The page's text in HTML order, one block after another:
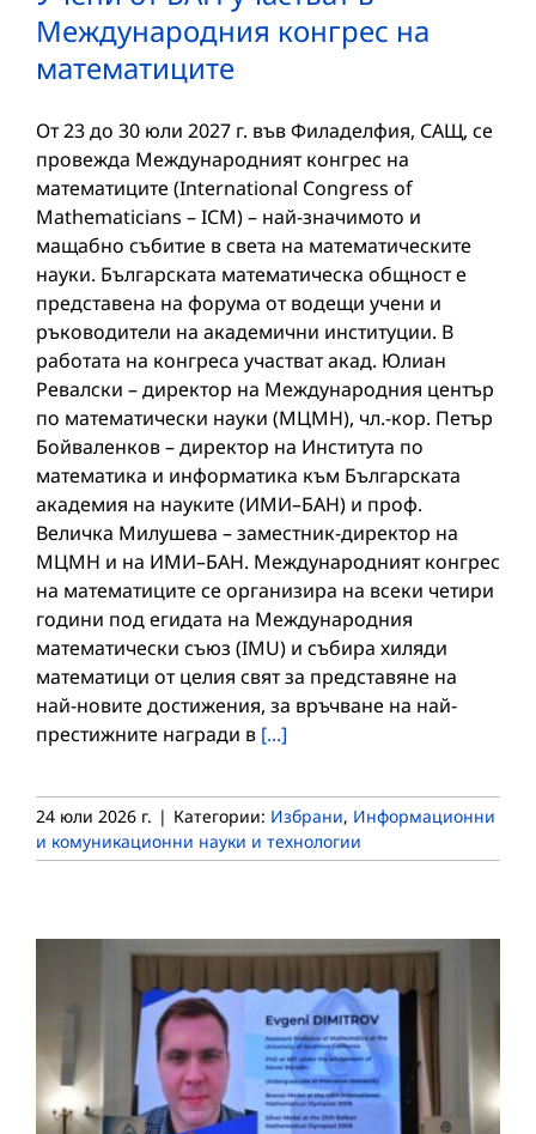
Международния конгрес на
математиците
От 23 до 30 юли 2027 г. във Филаделфия, САЩ, се
провежда Международният конгрес на
математиците (International Congress of
Mathematicians – ICM) – най-значимото и
мащабно събитие в света на математическите
науки. Българската математическа общност е
представена на форума от водещи учени и
ръководители на академични институции. В
работата на конгреса участват акад. Юлиан
Ревалски – директор на Международния център
по математически науки (МЦМН), чл.-кор. Петър
Бойваленков – директор на Института по
математика и информатика към Българската
академия на науките (ИМИ–БАН) и проф.
Величка Милушева – заместник-директор на
МЦМН и на ИМИ–БАН. Международният конгрес
на математиците се организира на всеки четири
години под егидата на Международния
математически съюз (IMU) и събира хиляди
математици от целия свят за представяне на
най-новите достижения, за връчване на най-
престижните награди в [...]
24 юли 2026 г. | Категории: Избрани, Информационни
и комуникационни науки и технологии